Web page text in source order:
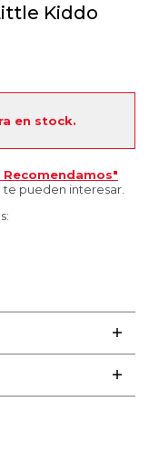
Kiddo
en stock.
Recomendamos"
pueden interesar.